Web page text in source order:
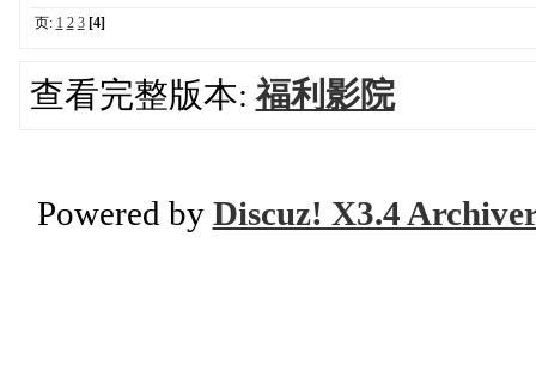
页: 1 2 3 [4]
查看完整版本:福利影院
Powered by Discuz! X3.4